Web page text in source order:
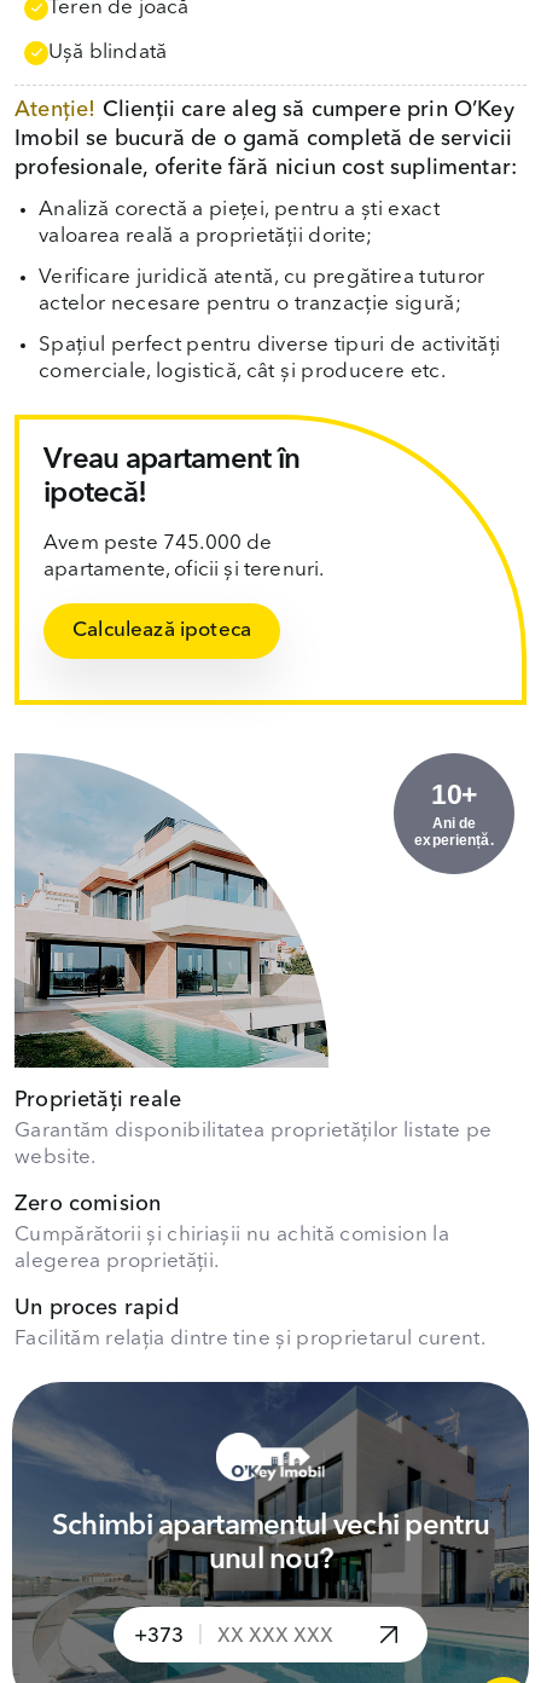
Teren de joacă
Uşă blindată
Atenție! Clienții care aleg să cumpere prin O’Key
Imobil se bucură de o gamă completă de servicii
profesionale, oferite fără niciun cost suplimentar:
Analiză corectă a pieței, pentru a ști exact
valoarea reală a proprietății dorite;
Verificare juridică atentă, cu pregătirea tuturor
actelor necesare pentru o tranzacție sigură;
Spațiul perfect pentru diverse tipuri de activități
comerciale, logistică, cât și producere etc.
Vreau apartament în
ipotecă!
Avem peste 745.000 de
apartamente, oficii și terenuri.
Calculează ipoteca
10+
Ani de
experiență.
Proprietăți reale
Garantăm disponibilitatea proprietăților listate pe
website.
Zero comision
Cumpărătorii și chiriașii nu achită comision la
alegerea proprietății.
Un proces rapid
Facilităm relația dintre tine și proprietarul curent.
Schimbi apartamentul vechi pentru
unul nou?
+373